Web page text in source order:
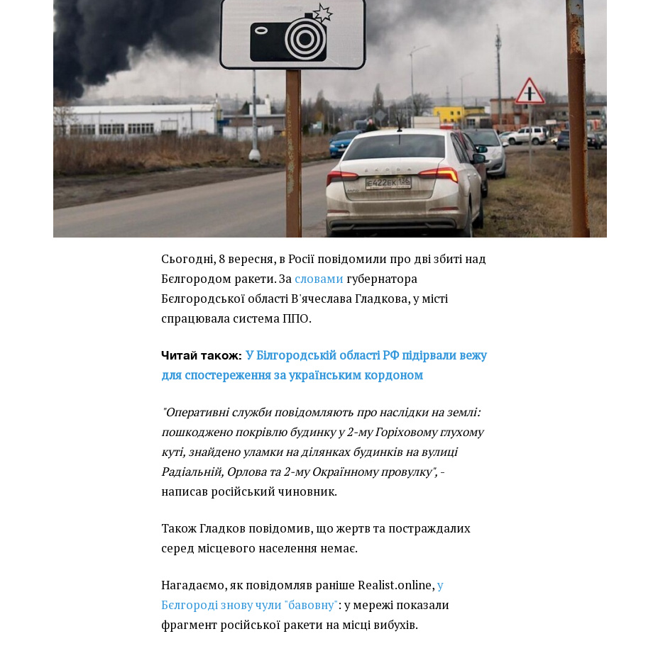
Сьогодні, 8 вересня, в Росії повідомили про дві збиті над
Бєлгородом ракети. За словами губернатора
Бєлгородської області В'ячеслава Гладкова, у місті
спрацювала система ППО.
Читай також:У Білгородській області РФ підірвали вежу
для спостереження за українським кордоном
"Оперативні служби повідомляють про наслідки на землі:
пошкоджено покрівлю будинку у 2-му Горіховому глухому
куті, знайдено уламки на ділянках будинків на вулиці
Радіальній, Орлова та 2-му Окраїнному провулку", -
написав російський чиновник.
Також Гладков повідомив, що жертв та постраждалих
серед місцевого населення немає.
Нагадаємо, як повідомляв раніше Realist.online,у
Бєлгороді знову чули "бавовну": у мережі показали
фрагмент російської ракети на місці вибухів.